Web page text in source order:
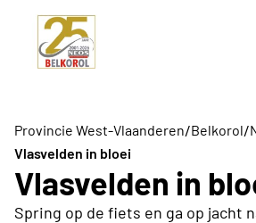
Provincie West-Vlaanderen/Belkorol/
Vlasvelden in bloei
Vlasvelden in
Spring op de fiets en ga op jacht